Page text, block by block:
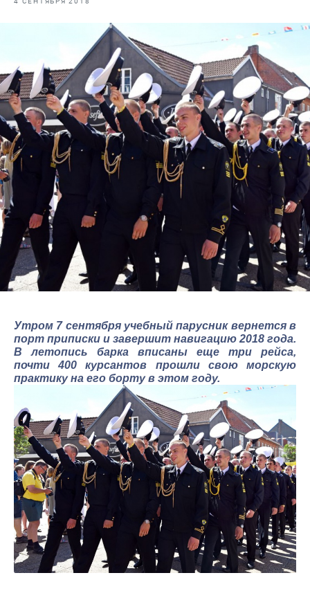
Выставки и конференции
Научно-практическая литература
Рыбоохрана России
Отрасль в цифрах
Инфографика
Большая африканская экспедиция
Укрепление духовно-нравственных ценностей
События в России и мире
Утром 7 сентября учебный парусник вернется в
порт приписки и завершит навигацию 2018 года.
В летопись барка вписаны еще три рейса,
почти 400 курсантов прошли свою морскую
практику на его борту в этом году.